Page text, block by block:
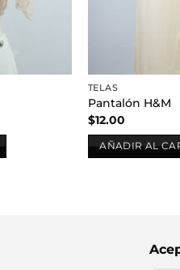
TELAS
Pantalón H&M
$12.00
AÑADIR AL